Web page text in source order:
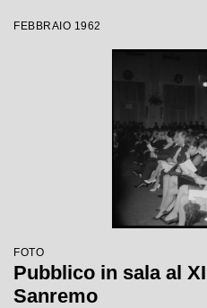
FEBBRAIO 1962
FOTO
Pubblico in sala al
Sanremo